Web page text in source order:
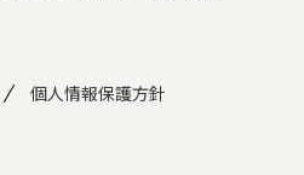
個人情報保護方針